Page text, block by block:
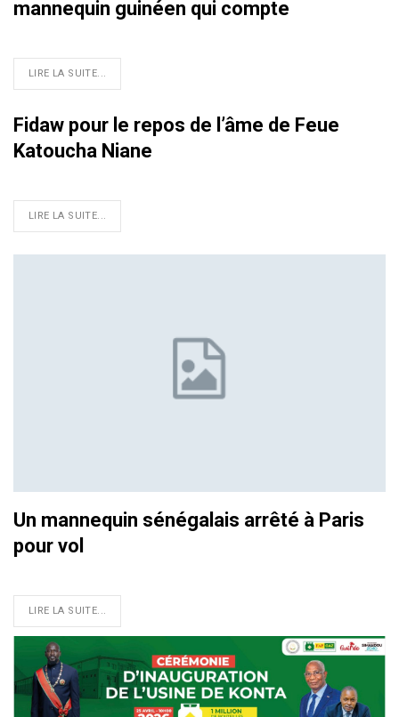
mannequin guinéen qui compte
LIRE LA SUITE...
Fidaw pour le repos de l’âme de Feue
Katoucha Niane
LIRE LA SUITE...
Un mannequin sénégalais arrêté à Paris
pour vol
LIRE LA SUITE...